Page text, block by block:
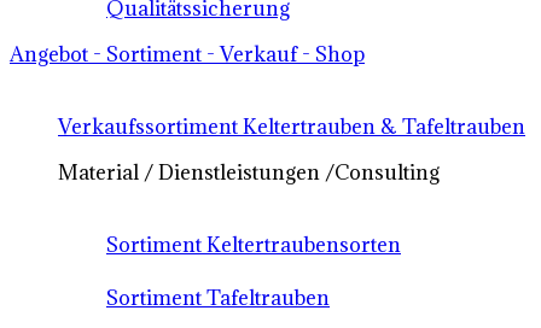
Qualitätssicherung
Angebot - Sortiment - Verkauf - Shop
Verkaufssortiment Keltertrauben & Tafeltrauben
Material / Dienstleistungen /Consulting
Sortiment Keltertraubensorten
Sortiment Tafeltrauben